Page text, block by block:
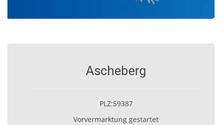
Ascheberg
PLZ:59387
Vorvermarktung gestartet